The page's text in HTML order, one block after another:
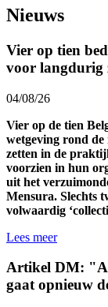
Nieuws
Vier op tien
voor langdurig
04/08/26
Vier op de tien
wetgeving rond
zetten in de
voorzien in hun
uit het
Mensura. Slechts
volwaardig
Lees meer
Artikel DM:
gaat opnieuw